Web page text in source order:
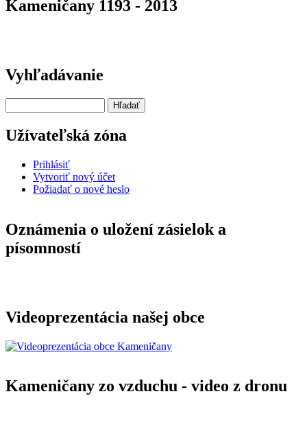
Kameničany 1193 - 2013
Vyhľadávanie
Užívateľská zóna
Prihlásiť
Vytvoriť nový účet
Požiadať o nové heslo
Oznámenia o uložení zásielok a
písomností
Videoprezentácia našej obce
Kameničany zo vzduchu - video z dronu